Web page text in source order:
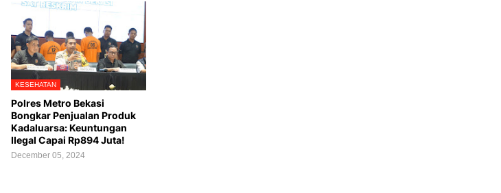
KESEHATAN
Polres Metro Bekasi
Bongkar Penjualan Produk
Kadaluarsa: Keuntungan
Ilegal Capai Rp894 Juta!
December 05, 2024